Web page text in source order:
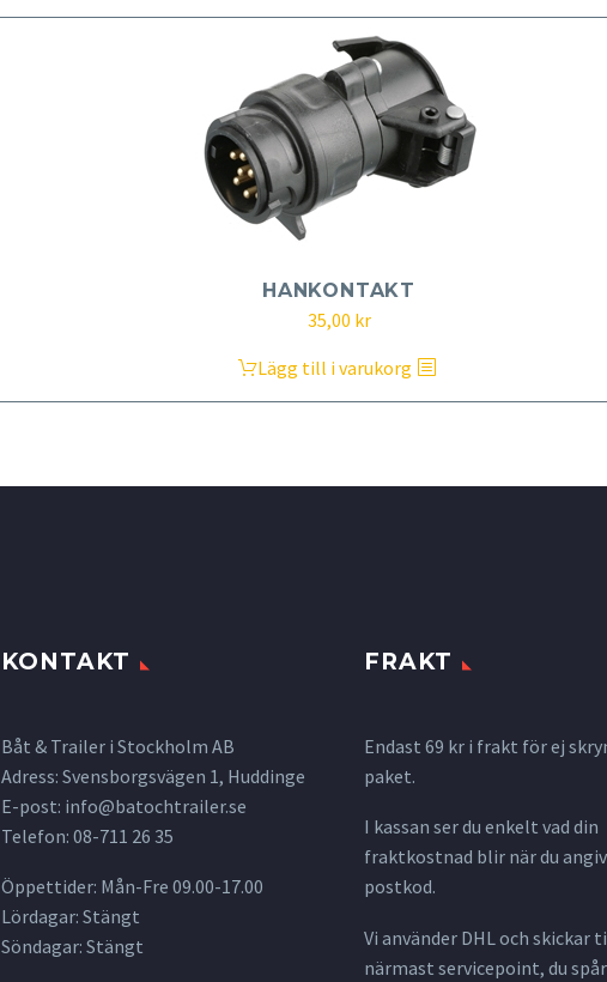
HANKONTAKT
35,00 kr
Lägg till i varukorg
KONTAKT
Båt & Trailer i Stockholm AB
Adress: Svensborgsvägen 1, Huddinge
E-post: info@batochtrailer.se
Telefon: 08-711 26 35
Öppettider: Mån-Fre 09.00-17.00
Lördagar: Stängt
Söndagar: Stängt
FRAKT
Endast 69 kr i frakt för ej
paket.
I kassan ser du enkelt vad din
fraktkostnad blir när du
postkod.
Vi använder DHL och skickar
närmast servicepoint, du